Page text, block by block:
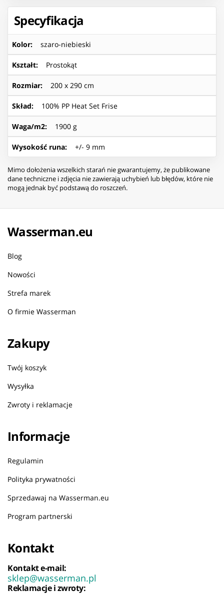
Specyfikacja
Kolor: szaro-niebieski
Kształt: Prostokąt
Rozmiar: 200 x 290 cm
Skład: 100% PP Heat Set Frise
Waga/m2: 1900 g
Wysokość runa: +/- 9 mm
Mimo dołożenia wszelkich starań nie gwarantujemy, że publikowane
dane techniczne i zdjęcia nie zawierają uchybień lub błędów, które nie
mogą jednak być podstawą do roszczeń.
Wasserman.eu
Blog
Nowości
Strefa marek
O firmie Wasserman
Zakupy
Twój koszyk
Wysyłka
Zwroty i reklamacje
Informacje
Regulamin
Polityka prywatności
Sprzedawaj na Wasserman.eu
Program partnerski
Kontakt
Kontakt e-mail:
sklep@wasserman.pl
Reklamacje i zwroty: